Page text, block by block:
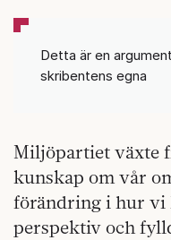
Detta är en
skribentens egna
Miljöpartiet växte
kunskap om vår
förändring i hur vi
perspektiv och